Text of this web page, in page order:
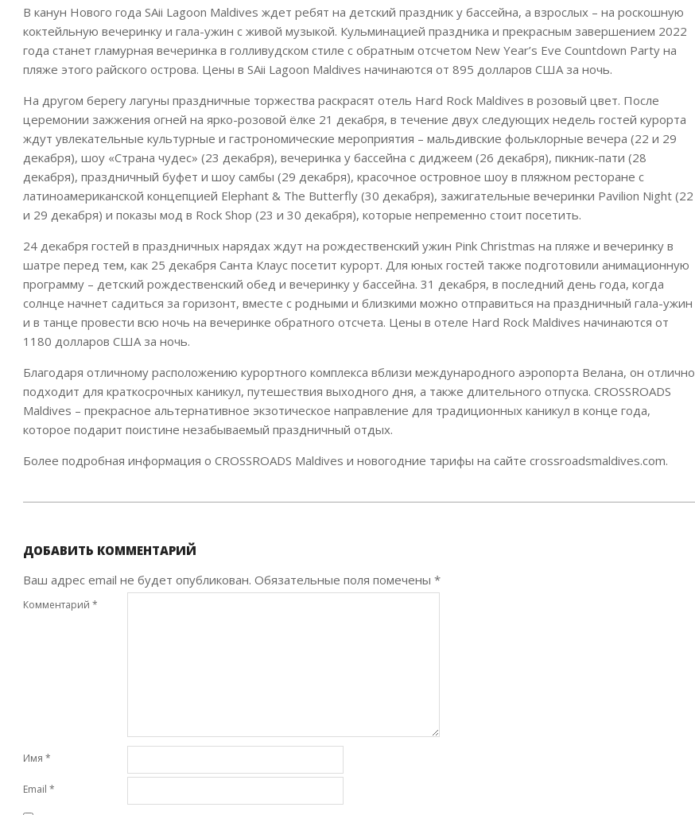
В канун Нового года SAii Lagoon Maldives ждет ребят на детский праздник у бассейна, а взрослых – на роскошную
коктейльную вечеринку и гала-ужин с живой музыкой. Кульминацией праздника и прекрасным завершением 2022
года станет гламурная вечеринка в голливудском стиле с обратным отсчетом New Year’s Eve Countdown Party на
пляже этого райского острова. Цены в SAii Lagoon Maldives начинаются от 895 долларов США за ночь.
На другом берегу лагуны праздничные торжества раскрасят отель Hard Rock Maldives в розовый цвет. После
церемонии зажжения огней на ярко-розовой ёлке 21 декабря, в течение двух следующих недель гостей курорта
ждут увлекательные культурные и гастрономические мероприятия – мальдивские фольклорные вечера (22 и 29
декабря), шоу «Страна чудес» (23 декабря), вечеринка у бассейна с диджеем (26 декабря), пикник-пати (28
декабря), праздничный буфет и шоу самбы (29 декабря), красочное островное шоу в пляжном ресторане с
латиноамериканской концепцией Elephant & The Butterfly (30 декабря), зажигательные вечеринки Pavilion Night (22
и 29 декабря) и показы мод в Rock Shop (23 и 30 декабря), которые непременно стоит посетить.
24 декабря гостей в праздничных нарядах ждут на рождественский ужин Pink Christmas на пляже и вечеринку в
шатре перед тем, как 25 декабря Санта Клаус посетит курорт. Для юных гостей также подготовили анимационную
программу – детский рождественский обед и вечеринку у бассейна. 31 декабря, в последний день года, когда
солнце начнет садиться за горизонт, вместе с родными и близкими можно отправиться на праздничный гала-ужин
и в танце провести всю ночь на вечеринке обратного отсчета. Цены в отеле Hard Rock Maldives начинаются от
1180 долларов США за ночь.
Благодаря отличному расположению курортного комплекса вблизи международного аэропорта Велана, он отлично
подходит для краткосрочных каникул, путешествия выходного дня, а также длительного отпуска. CROSSROADS
Maldives – прекрасное альтернативное экзотическое направление для традиционных каникул в конце года,
которое подарит поистине незабываемый праздничный отдых.
Более подробная информация о CROSSROADS Maldives и новогодние тарифы на сайте crossroadsmaldives.com.
24
ДОБАВИТЬ КОММЕНТАРИЙ
Ваш адрес email не будет опубликован. Обязательные поля помечены *
Комментарий *
Имя *
Email *